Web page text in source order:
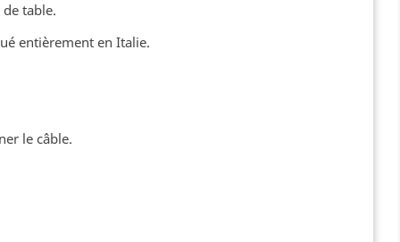
table.
entièrement en Italie.
le câble.